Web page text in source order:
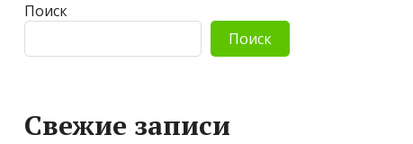
Поиск
Поиск
Свежие записи